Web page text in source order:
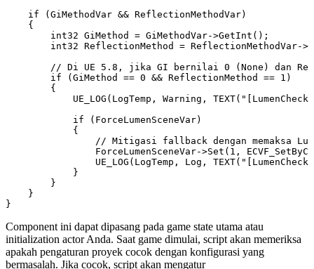
    if (GiMethodVar && ReflectionMethodVar)
    {
        int32 GiMethod = GiMethodVar->GetInt();
int32 ReflectionMethod = ReflectionMethodVar-
// Di UE 5.8, jika GI bernilai 0 (None) dan
        if (GiMethod == 0 && ReflectionMethod == 1)
        {
UE_LOG(LogTemp, Warning,
            if (ForceLumenSceneVar)
            {
// Mitigasi fallback dengan memaksa
ForceLumenSceneVar->Set(1,
UE_LOG(LogTemp, Log,
            }
        }
    }
Component ini dapat dipasang pada game state utama atau
initialization actor Anda. Saat game dimulai, script akan memeriksa
apakah pengaturan proyek cocok dengan konfigurasi yang
bermasalah. Jika cocok, script akan mengatur